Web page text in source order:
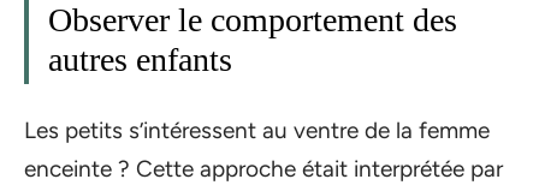
Observer le comportement des
autres enfants
Les petits s’intéressent au ventre de la femme
enceinte ? Cette approche était interprétée par